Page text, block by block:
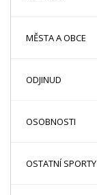
MĚSTA A OBCE
ODJINUD
OSOBNOSTI
OSTATNÍ SPORTY